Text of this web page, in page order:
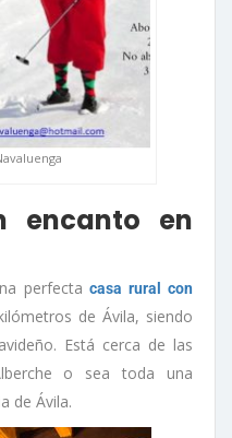
encanto en
perfecta casa rural con
de Ávila, siendo
Está cerca de las
o sea toda una
de Ávila.